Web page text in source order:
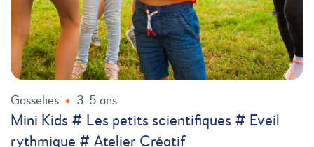
Gosselies 3-5 ans
Mini Kids # Les petits scientifiques # Eveil
rythmique # Atelier Créatif